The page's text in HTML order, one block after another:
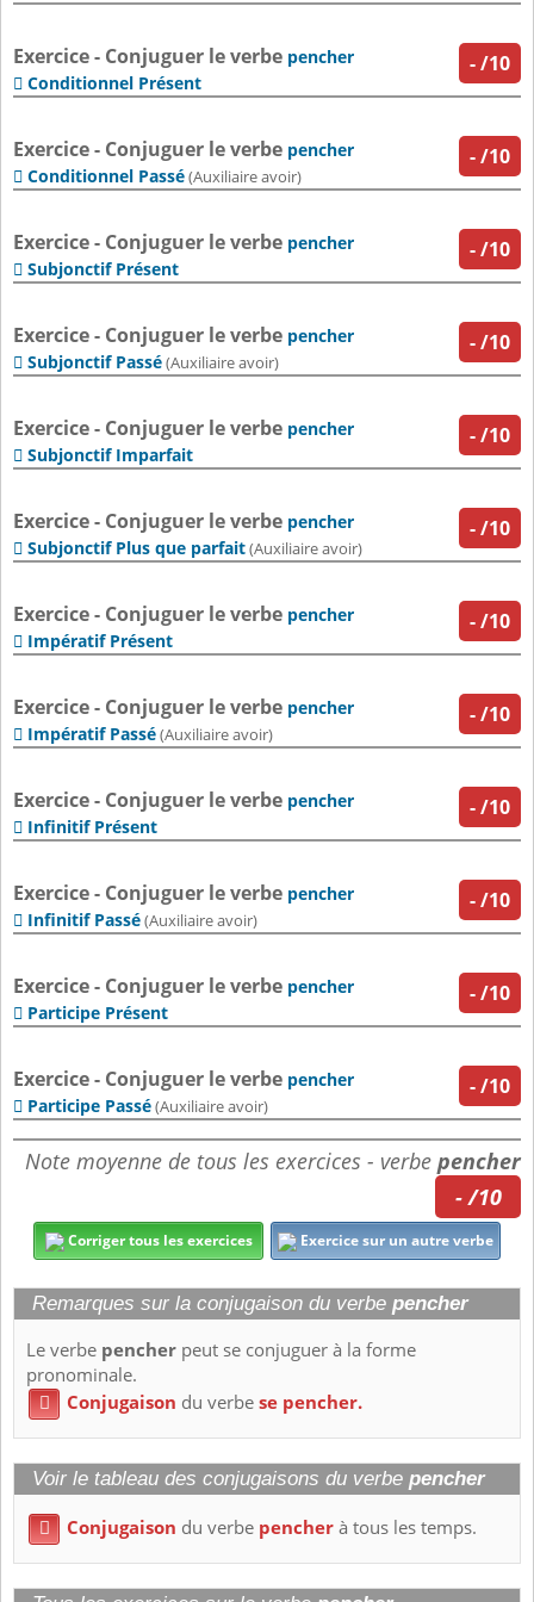
-/10
Exercice - Conjuguer le verbe pencher
 Conditionnel Présent
-/10
Exercice - Conjuguer le verbe pencher
 Conditionnel Passé(Auxiliaire avoir)
-/10
Exercice - Conjuguer le verbe pencher
 Subjonctif Présent
-/10
Exercice - Conjuguer le verbe pencher
 Subjonctif Passé(Auxiliaire avoir)
-/10
Exercice - Conjuguer le verbe pencher
 Subjonctif Imparfait
-/10
Exercice - Conjuguer le verbe pencher
 Subjonctif Plus que parfait(Auxiliaire avoir)
-/10
Exercice - Conjuguer le verbe pencher
 Impératif Présent
-/10
Exercice - Conjuguer le verbe pencher
 Impératif Passé(Auxiliaire avoir)
-/10
Exercice - Conjuguer le verbe pencher
 Infinitif Présent
-/10
Exercice - Conjuguer le verbe pencher
 Infinitif Passé(Auxiliaire avoir)
-/10
Exercice - Conjuguer le verbe pencher
 Participe Présent
-/10
Exercice - Conjuguer le verbe pencher
 Participe Passé(Auxiliaire avoir)
Note moyenne de tous les exercices - verbe pencher
- /10
Corriger tous les exercices Exercice sur un autre verbe
Remarques sur la conjugaison du verbe pencher
Le verbe pencher peut se conjuguer à la forme
pronominale.
 Conjugaison du verbese pencher.
Voir le tableau des conjugaisons du verbe pencher
 Conjugaison du verbe pencherà tous les temps.